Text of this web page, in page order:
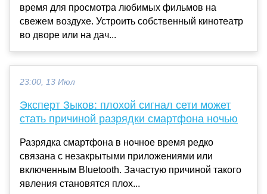
время для просмотра любимых фильмов на
свежем воздухе. Устроить собственный кинотеатр
во дворе или на дач...
23:00, 13 Июл
Эксперт Зыков: плохой сигнал сети может
стать причиной разрядки смартфона ночью
Разрядка смартфона в ночное время редко
связана с незакрытыми приложениями или
включенным Bluetooth. Зачастую причиной такого
явления становятся плох...